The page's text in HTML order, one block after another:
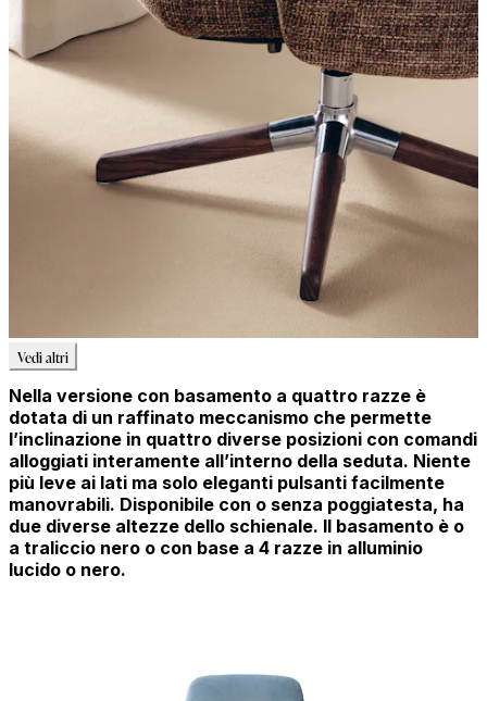
Vedi altri
Nella versione con basamento a quattro razze è
dotata di un raffinato meccanismo che permette
l’inclinazione in quattro diverse posizioni con comandi
alloggiati interamente all’interno della seduta. Niente
più leve ai lati ma solo eleganti pulsanti facilmente
manovrabili. Disponibile con o senza poggiatesta, ha
due diverse altezze dello schienale. Il basamento è o
a traliccio nero o con base a 4 razze in alluminio
lucido o nero.